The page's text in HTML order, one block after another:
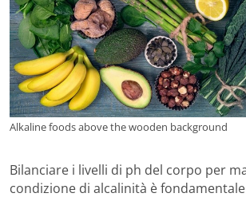
Alkaline foods above the wooden background
Bilanciare i livelli di ph del corpo per
condizione di alcalinità è